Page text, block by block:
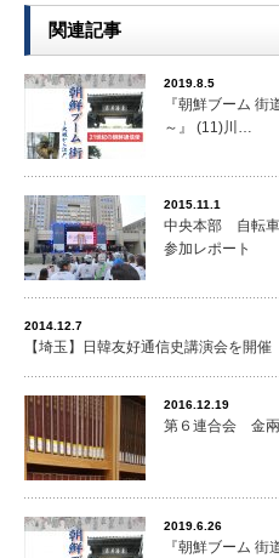
関連記事
2019.8.5
『朝鮮ブーム
～』 (11)川…
2015.11.1
中央本部 自転車
参加レポート
2014.12.7
【埼玉】日韓友好通信史講演会を開催
2016.12.19
第６連合会 金兩
2019.6.26
『朝鮮ブーム